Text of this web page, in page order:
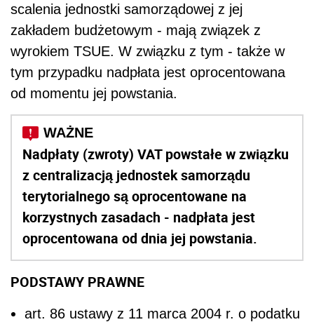
scalenia jednostki samorządowej z jej
zakładem budżetowym - mają związek z
wyrokiem TSUE. W związku z tym - także w
tym przypadku nadpłata jest oprocentowana
od momentu jej powstania.
Nadpłaty (zwroty) VAT powstałe w związku
z centralizacją jednostek samorządu
terytorialnego są oprocentowane na
korzystnych zasadach - nadpłata jest
oprocentowana od dnia jej powstania.
PODSTAWY PRAWNE
art. 86 ustawy z 11 marca 2004 r. o podatku